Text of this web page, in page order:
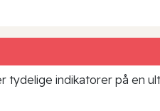
tydelige indikatorer på en